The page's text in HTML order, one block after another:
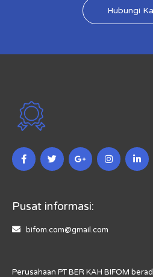
Hubungi
Pusat informasi:
bifom.com@gmail.com
Perusahaan PT BER KAH BIFOM